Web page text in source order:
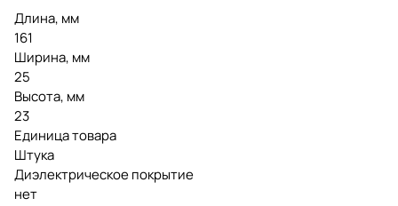
Длина, мм
161
Ширина, мм
25
Высота, мм
23
Единица товара
Штука
Диэлектрическое покрытие
нет